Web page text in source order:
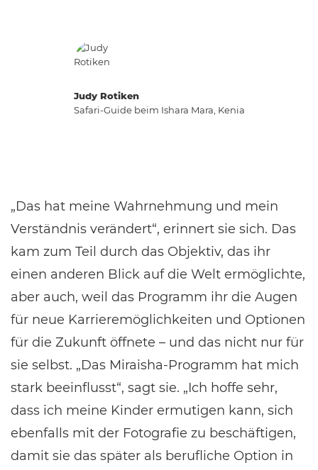
Judy Rotiken
Safari-Guide beim Ishara Mara, Kenia
„Das hat meine Wahrnehmung und mein
Verständnis verändert“, erinnert sie sich. Das
kam zum Teil durch das Objektiv, das ihr
einen anderen Blick auf die Welt ermöglichte,
aber auch, weil das Programm ihr die Augen
für neue Karrieremöglichkeiten und Optionen
für die Zukunft öffnete – und das nicht nur für
sie selbst. „Das Miraisha-Programm hat mich
stark beeinflusst“, sagt sie. „Ich hoffe sehr,
dass ich meine Kinder ermutigen kann, sich
ebenfalls mit der Fotografie zu beschäftigen,
damit sie das später als berufliche Option in